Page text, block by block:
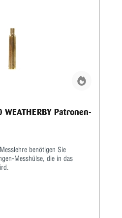
WEATHERBY Patronen-
benötigen Sie
Messhülse, die in das